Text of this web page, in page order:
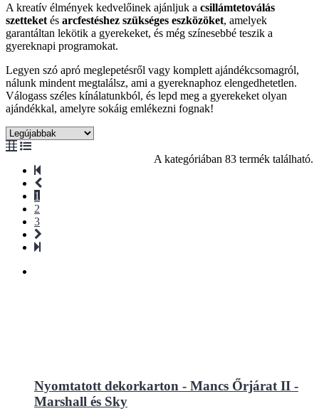
A kreatív élmények kedvelőinek ajánljuk a csillámtetoválás
szetteket és arcfestéshez szükséges eszközöket, amelyek
garantáltan lekötik a gyerekeket, és még színesebbé teszik a
gyereknapi programokat.
Legyen szó apró meglepetésről vagy komplett ajándékcsomagról,
nálunk mindent megtalálsz, ami a gyereknaphoz elengedhetetlen.
Válogass széles kínálatunkból, és lepd meg a gyerekeket olyan
ajándékkal, amelyre sokáig emlékezni fognak!
A kategóriában 83 termék található.
1
2
3
Nyomtatott dekorkarton - Mancs Őrjárat II -
Marshall és Sky